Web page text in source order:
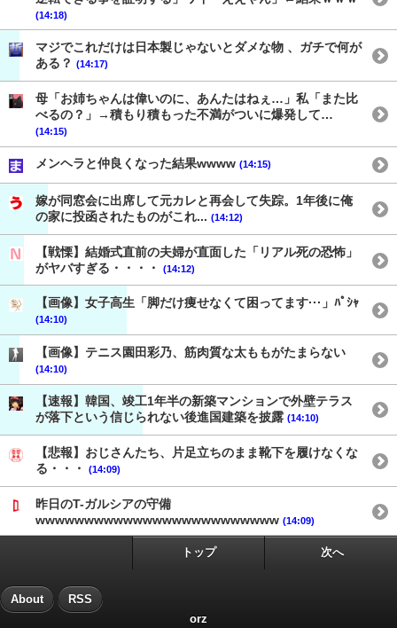
(14:18)
マジでこれだけは日本製じゃないとダメな物 、ガチで何が
ある？ (14:17)
母「お姉ちゃんは偉いのに、あんたはねぇ…」私「また比
べるの？」→積もり積もった不満がついに爆発して…
(14:15)
メンヘラと仲良くなった結果wwww (14:15)
嫁が同窓会に出席して元カレと再会して失踪。1年後に俺
の家に投函されたものがこれ... (14:12)
【戦慄】結婚式直前の夫婦が直面した「リアル死の恐怖」
がヤバすぎる・・・・
(14:12)
【画像】女子高生「脚だけ痩せなくて困ってます···」ﾊﾟｼｬ
(14:10)
【画像】テニス園田彩乃、筋肉質な太ももがたまらない
(14:10)
【速報】韓国、竣工1年半の新築マンションで外壁テラス
が落下という信じられない後進国建築を披露 (14:10)
【悲報】おじさんたち、片足立ちのまま靴下を履けなくな
る・・・
(14:09)
昨日のT-ガルシアの守備
wwwwwwwwwwwwwwwwwwwwwwwww (14:09)
トップ 次へ
About RSS
orz